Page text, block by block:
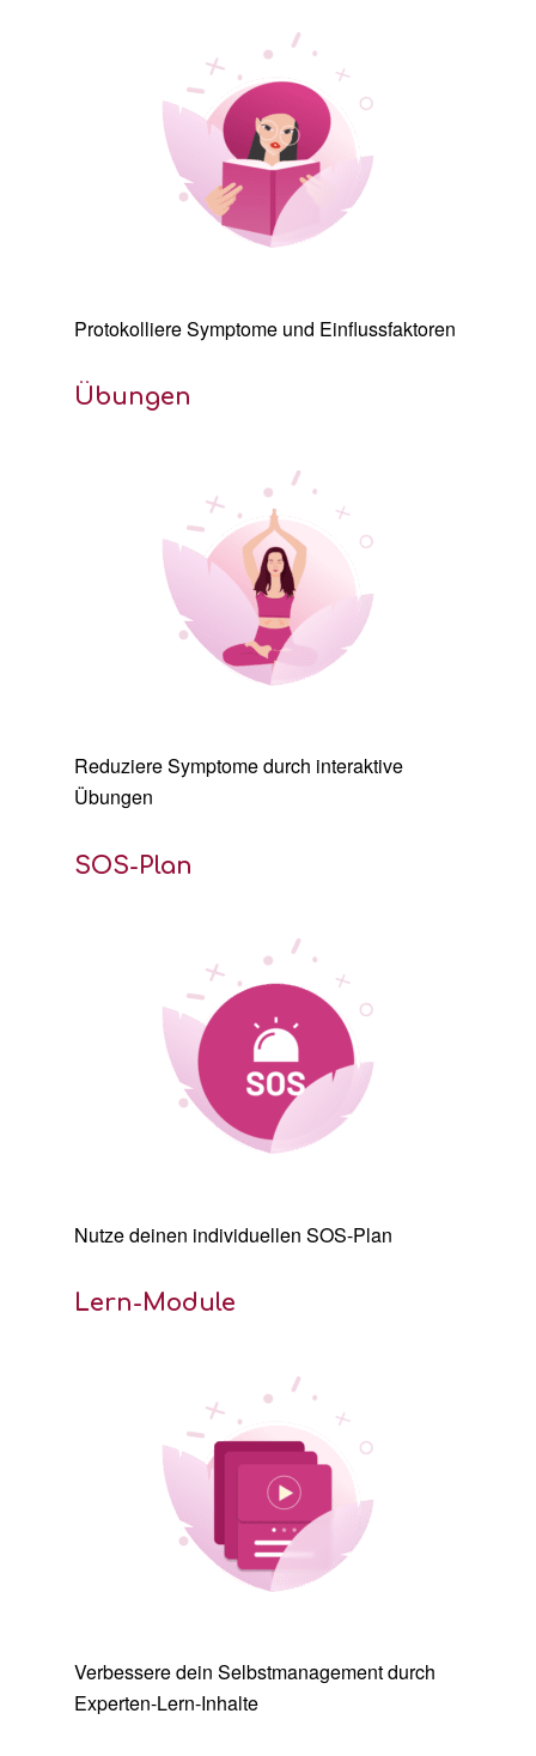
ProtokolliereSymptome und Einflussfaktoren
Übungen
ReduziereSymptome durch interaktive
Übungen
SOS-Plan
Nutze deinen individuellen SOS-Plan
Lern-Module
Verbessere deinSelbstmanagementdurch
Experten-Lern-Inhalte